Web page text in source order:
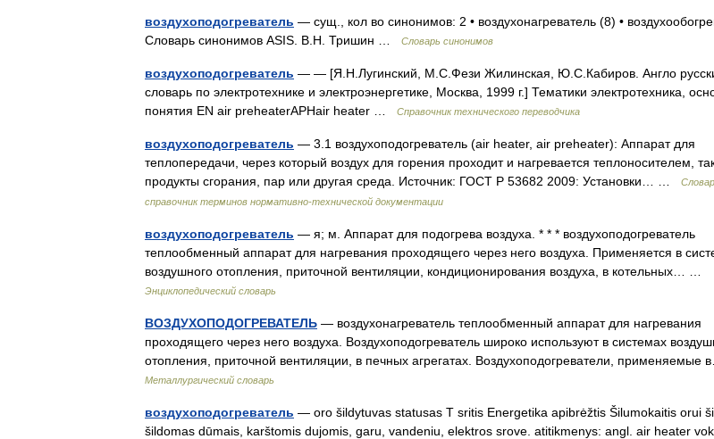
воздухоподогреватель — сущ., кол во синонимов: 2 • воздухонагреватель (8) •
Словарь синонимов ASIS. В.Н. Тришин …
Словарь синонимов
воздухоподогреватель — — [Я.Н.Лугинский, М.С.Фези Жилинская, Ю.С.Кабиров. Англо
словарь по электротехнике и электроэнергетике, Москва, 1999 г.] Тематики электротехника,
понятия EN air preheaterAPHair heater …
Справочник технического переводчика
воздухоподогреватель — 3.1 воздухоподогреватель (air heater, air preheater): Аппарат для
теплопередачи, через который воздух для горения проходит и нагревается теплоносителем,
продукты сгорания, пар или другая среда. Источник: ГОСТ Р 53682 2009: Установки… …
справочник терминов нормативно-технической документации
воздухоподогреватель — я; м. Аппарат для подогрева воздуха. * * * воздухоподогреватель
теплообменный аппарат для нагревания проходящего через него воздуха. Применяется в
воздушного отопления, приточной вентиляции, кондиционирования воздуха, в котельных… …
Энциклопедический словарь
ВОЗДУХОПОДОГРЕВАТЕЛЬ — воздухонагреватель теплообменный аппарат для нагревания
проходящего через него воздуха. Воздухоподогреватель широко используют в системах
отопления, приточной вентиляции, в печных агрегатах. Воздухоподогреватели,
Металлургический словарь
воздухоподогреватель — oro šildytuvas statusas T sritis Energetika apibrėžtis Šilumokaitis orui
šildomas dūmais, karštomis dujomis, garu, vandeniu, elektros srove. atitikmenys: angl. air heater vok.